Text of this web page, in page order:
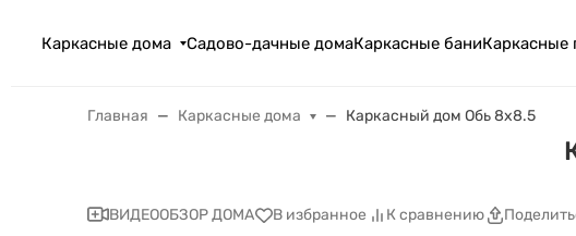
Каркасные дома Садово-дачные домаКаркасные баниКаркасные
Главная Каркасные дома Каркасный дом Обь 8х8.5
ВИДЕООБЗОР ДОМА В избранное К сравнению